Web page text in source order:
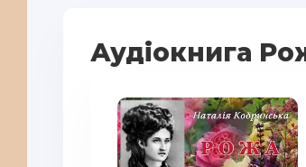
Аудіокнига